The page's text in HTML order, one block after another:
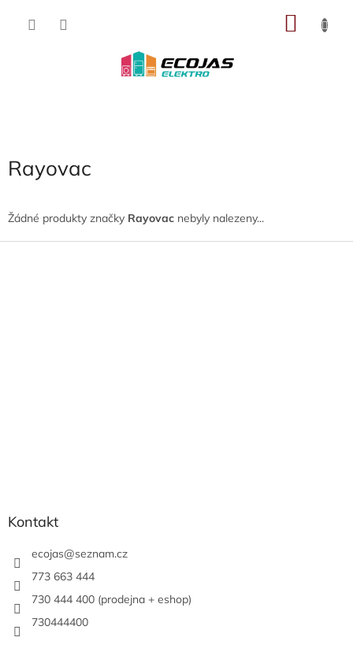
Rayovac
Žádné produkty značky Rayovac nebyly nalezeny...
Kontakt
ecojas@seznam.cz
773 663 444
730 444 400 (prodejna + eshop)
730444400